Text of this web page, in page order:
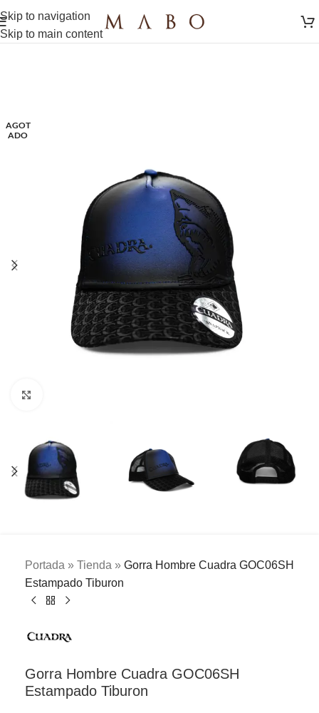
Skip to navigation
Skip to main content
AGOT
ADO
Portada » Tienda » Gorra Hombre Cuadra GOC06SH
Estampado Tiburon
Gorra Hombre Cuadra GOC06SH
Estampado Tiburon